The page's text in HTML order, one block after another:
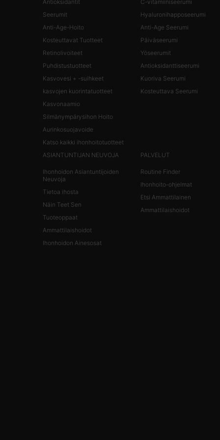
Antioksidantit
Seerumit
Anti-Age-Hoito
Kosteuttavat Tuotteet
Retinolivoiteet
Puhdistustuotteet
Kasvovesi + -suihkeet
kasvojen kuorintatuotteet
Kasvonaamio
Silmänympärysihon Hoito
Aurinkosuojavoide
Katso kaikki ihonhoitotuotteet
C-vitamiiniseerumi
Hyaluronihapposeerumi
Anti-Age Seerumi
Päiväseerumi
Yöseerumit
Antioksidanttiseerumi
Kuoriva Seerumi
Kosteuttava Seerumi
ASIANTUNTIJAN NEUVOJA
Ihonhoidon Asiantuntijoiden
Neuvoja
Tietoa ihosta
Näin Teet Sen
Tuoteoppaat
Ammattilaishoidot
Ihonhoidon Ainesosat
PALVELUT
Routine Finder
Ihonhoito-ohjelmat
Etsi Ammattilainen
Ammattilaishoidot